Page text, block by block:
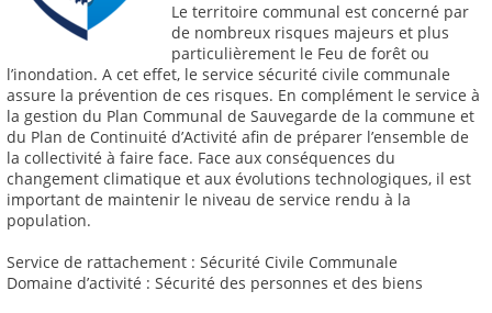
Le territoire communal est concerné par
de nombreux risques majeurs et plus
particulièrement le Feu de forêt ou
l’inondation. A cet effet, le service sécurité civile communale
assure la prévention de ces risques. En complément le service à
la gestion du Plan Communal de Sauvegarde de la commune et
du Plan de Continuité d’Activité afin de préparer l’ensemble de
la collectivité à faire face. Face aux conséquences du
changement climatique et aux évolutions technologiques, il est
important de maintenir le niveau de service rendu à la
population.
Service de rattachement : Sécurité Civile Communale
Domaine d’activité : Sécurité des personnes et des biens